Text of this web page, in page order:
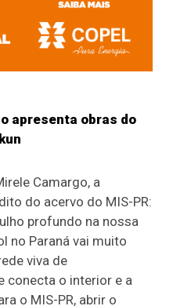
apresenta obras do
Camargo, a
do acervo do MIS-PR:
profundo na nossa
no Paraná vai muito
viva de
conecta o interior e a
o MIS-PR, abrir o